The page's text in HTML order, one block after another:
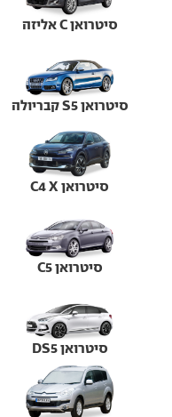
סיטרואן C אליזה
סיטרואן S5 קבריולה
סיטרואן C4 X
סיטרואן C5
סיטרואן DS5